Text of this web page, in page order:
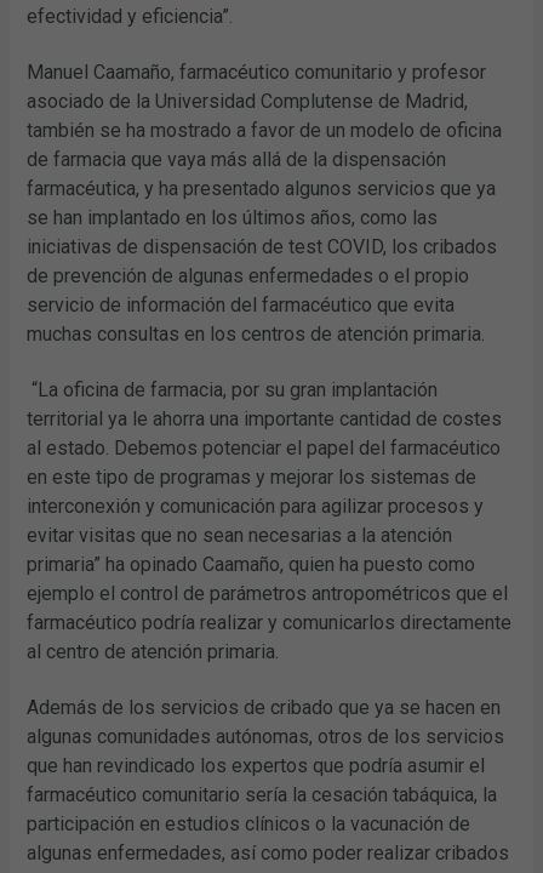
efectividad y eficiencia”.
Manuel Caamaño, farmacéutico comunitario y profesor
asociado de la Universidad Complutense de Madrid,
también se ha mostrado a favor de un modelo de oficina
de farmacia que vaya más allá de la dispensación
farmacéutica, y ha presentado algunos servicios que ya
se han implantado en los últimos años, como las
iniciativas de dispensación de test COVID, los cribados
de prevención de algunas enfermedades o el propio
servicio de información del farmacéutico que evita
muchas consultas en los centros de atención primaria.
“La oficina de farmacia, por su gran implantación
territorial ya le ahorra una importante cantidad de costes
al estado. Debemos potenciar el papel del farmacéutico
en este tipo de programas y mejorar los sistemas de
interconexión y comunicación para agilizar procesos y
evitar visitas que no sean necesarias a la atención
primaria” ha opinado Caamaño, quien ha puesto como
ejemplo el control de parámetros antropométricos que el
farmacéutico podría realizar y comunicarlos directamente
al centro de atención primaria.
Además de los servicios de cribado que ya se hacen en
algunas comunidades autónomas, otros de los servicios
que han revindicado los expertos que podría asumir el
farmacéutico comunitario sería la cesación tabáquica, la
participación en estudios clínicos o la vacunación de
algunas enfermedades, así como poder realizar cribados